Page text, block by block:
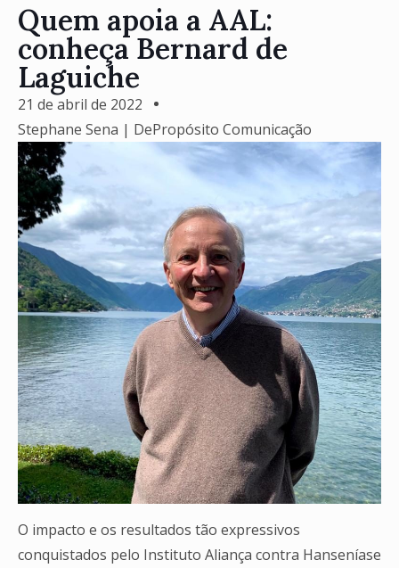
Quem apoia a AAL:
conheça Bernard de
Laguiche
21 de abril de 2022
Stephane Sena | DePropósito Comunicação
O impacto e os resultados tão expressivos
conquistados pelo Instituto Aliança contra Hanseníase